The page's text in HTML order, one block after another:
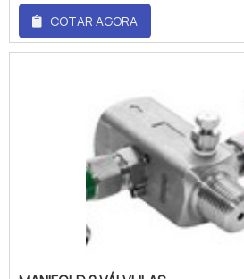
para obter êxito nas mais
de aplicações de uma
tipo agulha de bloqueio, por
de um fino controle do fluxo,
esse nome por ter um
com a ponta bastante fina com
agulha na maioria das vezes,
de: Aço
aço.A maior diferença que
destacar entre as valvulas tipo
COTAR AGORA